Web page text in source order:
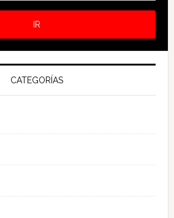
CATEGORÍAS